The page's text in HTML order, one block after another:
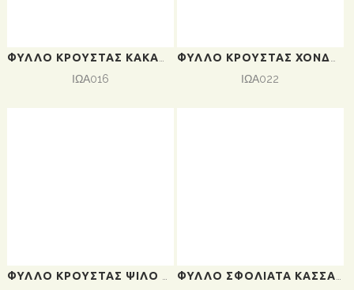
ΙΩΑ016
ΙΩΑ022